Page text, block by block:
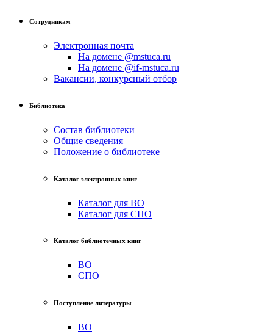
Сотрудникам
Электронная почта
На домене @mstuca.ru
На домене @if-mstuca.ru
Вакансии, конкурсный отбор
Библиотека
Состав библиотеки
Общие сведения
Положение о библиотеке
Каталог электронных книг
Каталог для ВО
Каталог для СПО
Каталог библиотечных книг
ВО
СПО
Поступление литературы
ВО